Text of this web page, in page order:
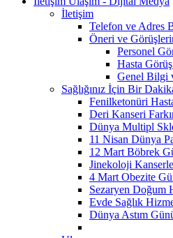
İletişim
Telefon ve Adres
Öneri ve
Personel
Hasta
Genel Bilgi
Sağlığınız İçin Bir
Fenilketonüri
Deri Kanseri
Dünya Multipl
11 Nisan Dünya
12 Mart Böbrek
Jinekoloji
4 Mart Obezite
Sezaryen Doğum
Evde Sağlık
Dünya Astım